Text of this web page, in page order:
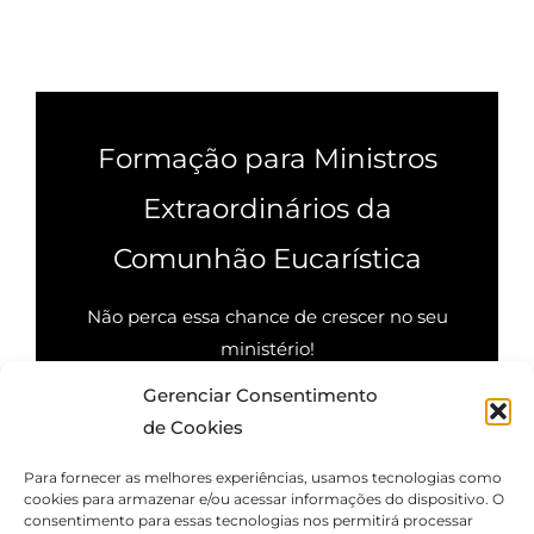
Gerenciar Consentimento
de Cookies
Para fornecer as melhores experiências, usamos tecnologias como
cookies para armazenar e/ou acessar informações do dispositivo. O
consentimento para essas tecnologias nos permitirá processar
Formação para Ministros
Extraordinários da
Comunhão Eucarística
Não perca essa chance de crescer no seu
ministério!